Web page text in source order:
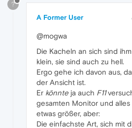
?
A Former User
@mogwa
Die Kacheln an sich sind
klein, sie sind auch zu hell.
Ergo gehe ich davon aus,
der Ansicht ist.
Er könnte ja auch F11
gesamten Monitor und alles
etwas größer, aber:
Die einfachste Art, sich mit